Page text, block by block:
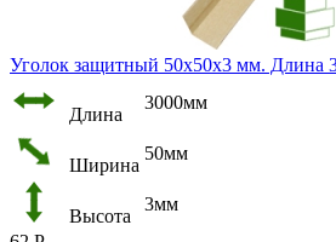
Уголок защитный 50х50х3 мм. Длина
Длина
3000мм
Ширина
50мм
Высота
3мм